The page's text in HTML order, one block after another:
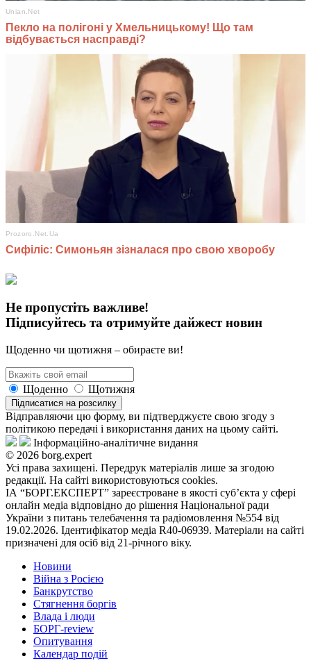
Не пропустіть важливе!
Підписуйтесь та отримуйте дайжест новин
Щоденно чи щотижня – обираєте ви!
Щоденно Щотижня
Підписатися на розсилку
Відправляючи цю форму, ви підтверджуєте свою згоду з
політикою передачі і використання даних на цьому сайті.
Інформаційно-аналітичне видання
© 2026 borg.expert
Усі права захищені. Передрук матеріалів лише за згодою
редакції. На сайті використовуються cookies.
ІА “БОРГ.ЕКСПЕРТ” зареєстроване в якості суб’єкта у сфері
онлайн медіа відповідно до рішення Національної ради
України з питань телебачення та радіомовлення №554 від
19.02.2026. Ідентифікатор медіа R40-06939. Матеріали на сайті
призначені для осіб від 21-річного віку.
Новини
Війна з Росією
Банкрутство
Стягнення боргiв
Влада i люди
БОРГ-review
Опитування
Календар подій